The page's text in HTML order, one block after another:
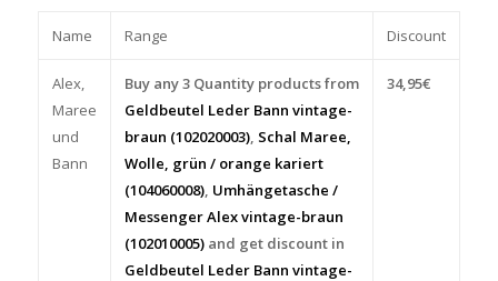
Name Range Discount
Alex,
Maree
und
Bann
Buy any 3 Quantity products from
Geldbeutel Leder Bann vintage-
braun (102020003), Schal Maree,
Wolle, grün / orange kariert
(104060008), Umhängetasche /
Messenger Alex vintage-braun
(102010005)and get discount in
Geldbeutel Leder Bann vintage-
34,95€